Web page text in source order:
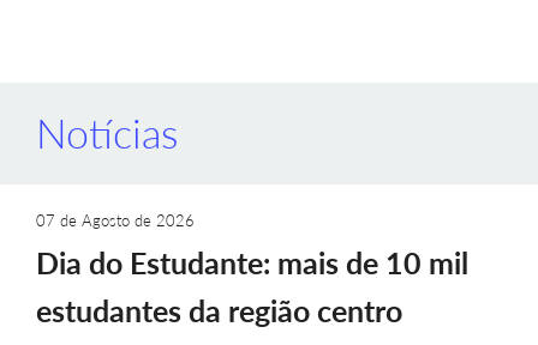
Notícias
07 de Agosto de 2026
Dia do Estudante: mais de 10 mil
estudantes da região centro